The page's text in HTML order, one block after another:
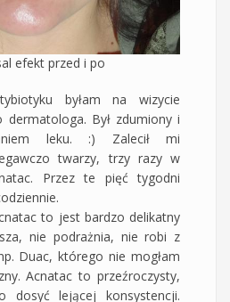
efekt przed i po
byłam na wizycie
Był zdumiony i
leku. :) Zalecił mi
twarzy, trzy razy w
Przez te pięć tygodni
to jest bardzo delikatny
nie podrażnia, nie robi z
Duac, którego nie mogłam
Acnatac to przeźroczysty,
dosyć lejącej konsystencji.